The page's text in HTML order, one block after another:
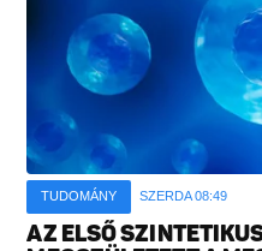
TUDOMÁNY SZERDA 08:49
AZ ELSŐ